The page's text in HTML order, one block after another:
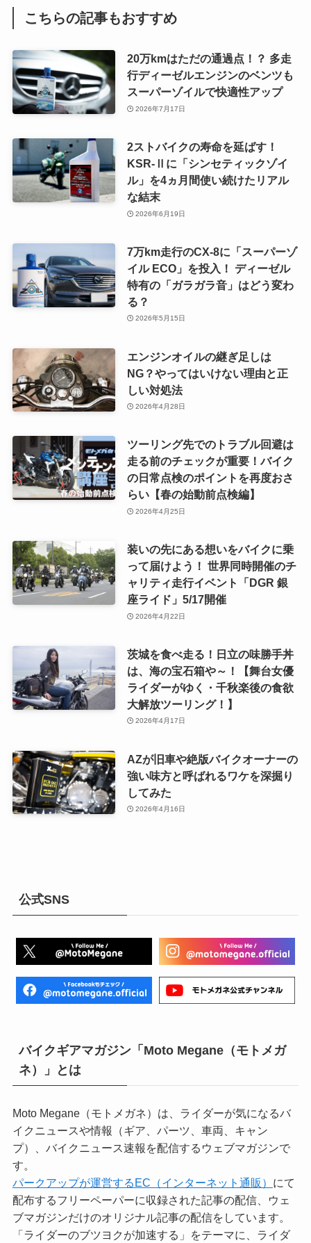
こちらの記事もおすすめ
20万kmはただの通過点！？ 多走
行ディーゼルエンジンのベンツも
スーパーゾイルで快適性アップ
2026年7月17日
2ストバイクの寿命を延ばす！
KSR-Ⅱに「シンセティックゾイ
ル」を4ヵ月間使い続けたリアル
な結末
2026年6月19日
7万km走行のCX-8に「スーパーゾ
イル ECO」を投入！ ディーゼル
特有の「ガラガラ音」はどう変わ
る？
2026年5月15日
エンジンオイルの継ぎ足しは
NG？やってはいけない理由と正
しい対処法
2026年4月28日
ツーリング先でのトラブル回避は
走る前のチェックが重要！バイク
の日常点検のポイントを再度おさ
らい【春の始動前点検編】
2026年4月25日
装いの先にある想いをバイクに乗
って届けよう！ 世界同時開催のチ
ャリティ走行イベント「DGR 銀
座ライド」5/17開催
2026年4月22日
茨城を食べ走る！日立の味勝手丼
は、海の宝石箱や～！【舞台女優
ライダーがゆく・千秋楽後の食欲
大解放ツーリング！】
2026年4月17日
AZが旧車や絶版バイクオーナーの
強い味方と呼ばれるワケを深掘り
してみた
2026年4月16日
公式SNS
バイクギアマガジン「Moto Megane（モトメガ
ネ）」とは
Moto Megane（モトメガネ）は、ライダーが気になるバ
イクニュースや情報（ギア、パーツ、車両、キャン
プ）、バイクニュース速報を配信するウェブマガジンで
す。
パークアップが運営するEC（インターネット通販） にて
配布するフリーペーパーに収録された記事の配信、ウェ
ブマガジンだけのオリジナル記事の配信をしています。
「ライダーのブツヨクが加速する」をテーマに、ライダ